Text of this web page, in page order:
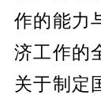
作的能力
济工作的
关于制定